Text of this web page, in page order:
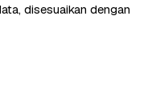
disesuaikan dengan